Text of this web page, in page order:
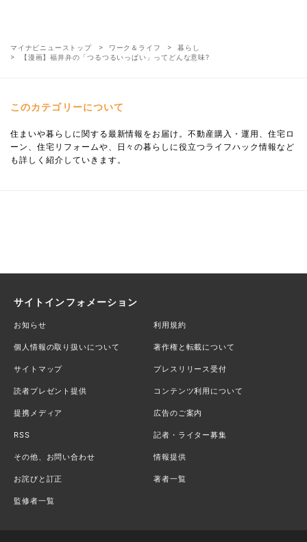
マイナビニューストップ ワーク＆ライフ
暮らし
【漫画】福井弁の「つるつるいっぱい」ってどんな意味?
このカテゴリーについて
住まいや暮らしに関する最新情報をお届け。不動産購入・運用、住宅ロ
ーン、住宅リフォームや、日々の暮らしに役立つライフハック情報など
も詳しく紹介していきます。
サイトインフォメーション
お知らせ 利用規約
個人情報の取り扱いについて 著作権と転載について
サイトマップ プレスリリース受付
読者プレゼント提供 コンテンツ利用について
提携メディア 広告のご案内
RSS 記者・ライター募集
その他、お問い合わせ 情報提供
お詫びと訂正 著者一覧
監修者一覧